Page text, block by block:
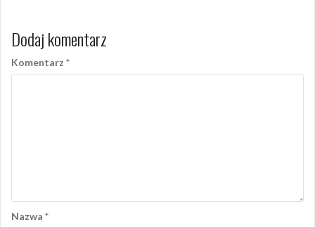
Dodaj komentarz
Komentarz *
Nazwa *